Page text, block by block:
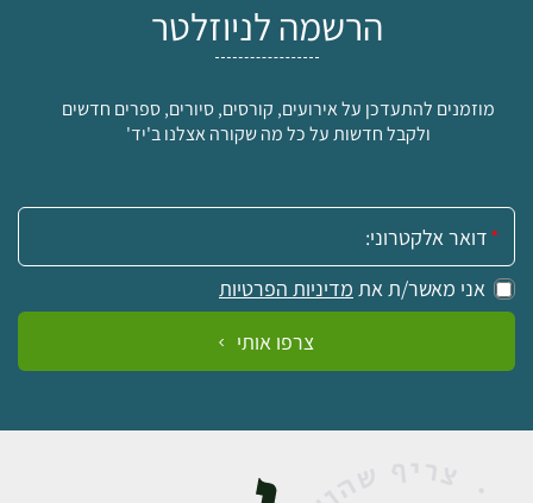
הרשמה לניוזלטר
מוזמנים להתעדכן על אירועים, קורסים, סיורים, ספרים חדשים
ולקבל חדשות על כל מה שקורה אצלנו ב'יד'
אימייל:
אני מאשר/ת את מדיניות הפרטיות
צרפו אותי